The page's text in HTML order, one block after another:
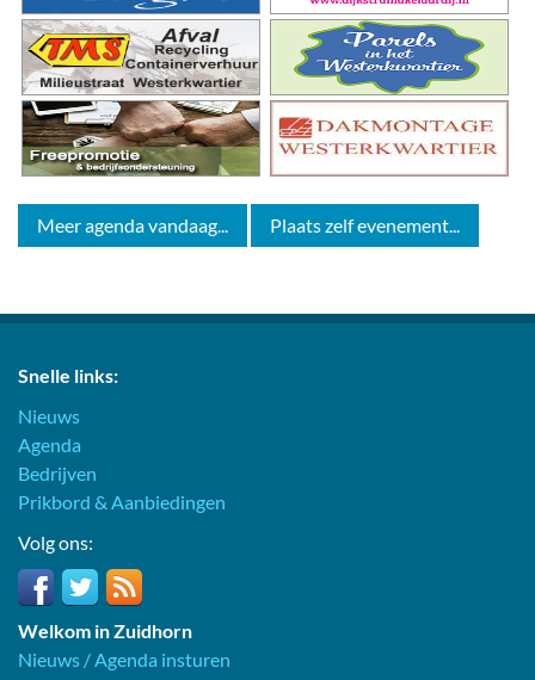
Meer agenda vandaag... Plaats zelf evenement...
Snelle links:
Nieuws
Agenda
Bedrijven
Prikbord & Aanbiedingen
Volg ons:
Welkom in Zuidhorn
Nieuws / Agenda insturen